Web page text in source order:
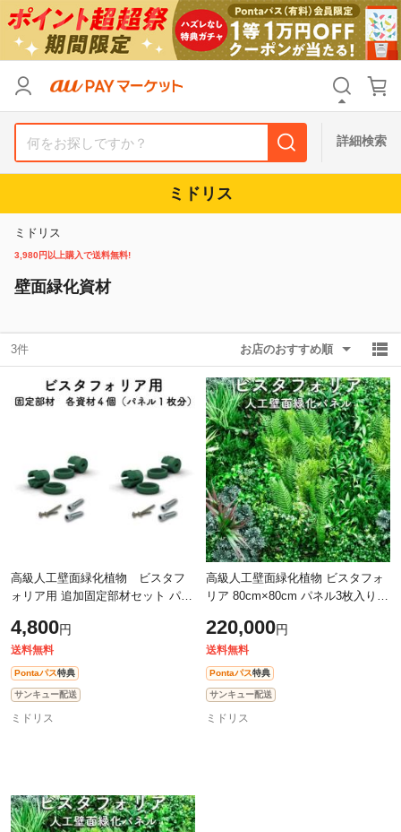
詳細検索
ミドリス
ミドリス
3,980円以上購入で送料無料!
壁面緑化資材
3件 お店のおすすめ順
高級人工壁面緑化植物 ビスタフ
ォリア用 追加固定部材セット パネ
グリーン 人工観葉植物 施設 店舗
4,800円
送料無料
Pontaパス特典
サンキュー配送
ミドリス
高級人工壁面緑化植物 ビスタフォ
リア 80cm×80cm パネル3枚入り
ェイク グリーン ウォール 施設
店舗
220,000円
送料無料
Pontaパス特典
サンキュー配送
ミドリス
支払い方法
送料無料
Pontaパス特典対象すべて
キーワード
リセット
支払い方法
送料無料
Pontaパス特典対象すべて
キーワード